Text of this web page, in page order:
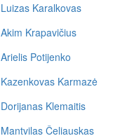
Luizas Karalkovas
Akim Krapavičius
Arielis Potijenko
Kazenkovas Karmazė
Dorijanas Klemaitis
Mantvilas Čeliauskas